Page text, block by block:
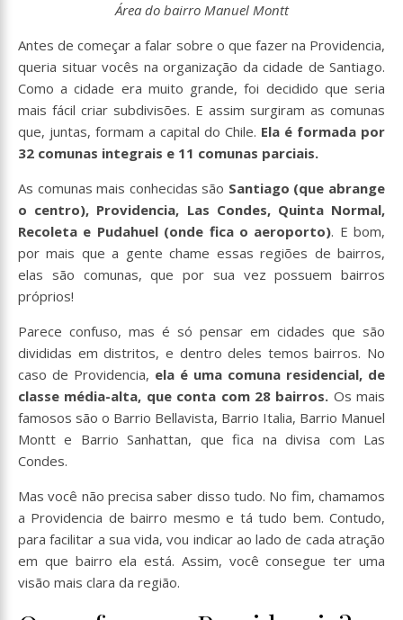
Área do bairro Manuel Montt
Antes de começar a falar sobre o que fazer na Providencia,
queria situar vocês na organização da cidade de Santiago.
Como a cidade era muito grande, foi decidido que seria
mais fácil criar subdivisões. E assim surgiram as comunas
que, juntas, formam a capital do Chile. Ela é formada por
32 comunas integrais e 11 comunas parciais.
As comunas mais conhecidas são Santiago (que abrange
o centro), Providencia, Las Condes, Quinta Normal,
Recoleta e Pudahuel (onde fica o aeroporto). E bom,
por mais que a gente chame essas regiões de bairros,
elas são comunas, que por sua vez possuem bairros
próprios!
Parece confuso, mas é só pensar em cidades que são
divididas em distritos, e dentro deles temos bairros. No
caso de Providencia, ela é uma comuna residencial, de
classe média-alta, que conta com 28 bairros. Os mais
famosos são o Barrio Bellavista, Barrio Italia, Barrio Manuel
Montt e Barrio Sanhattan, que fica na divisa com Las
Condes.
Mas você não precisa saber disso tudo. No fim, chamamos
a Providencia de bairro mesmo e tá tudo bem. Contudo,
para facilitar a sua vida, vou indicar ao lado de cada atração
em que bairro ela está. Assim, você consegue ter uma
visão mais clara da região.